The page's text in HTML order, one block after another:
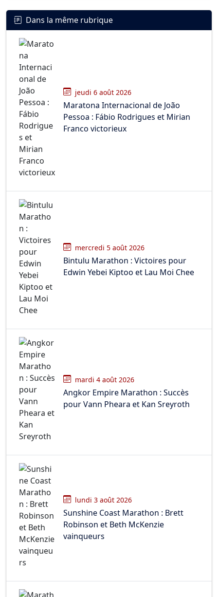
Dans la même rubrique
jeudi 6 août 2026
Maratona Internacional de João
Pessoa : Fábio Rodrigues et Mirian
Franco victorieux
mercredi 5 août 2026
Bintulu Marathon : Victoires pour
Edwin Yebei Kiptoo et Lau Moi Chee
mardi 4 août 2026
Angkor Empire Marathon : Succès
pour Vann Pheara et Kan Sreyroth
lundi 3 août 2026
Sunshine Coast Marathon : Brett
Robinson et Beth McKenzie
vainqueurs